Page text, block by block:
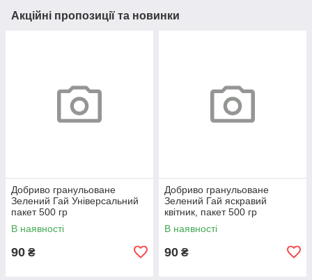
Акційні пропозиції та новинки
Добриво гранульоване
Зелений Гай Універсальний
пакет 500 гр
В наявності
90 ₴
Добриво гранульоване
Зелений Гай яскравий
квітник, пакет 500 гр
В наявності
90 ₴